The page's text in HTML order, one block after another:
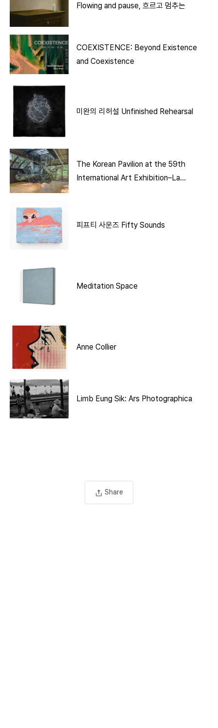
Flowing and pause, 흐르고 멈추는
COEXISTENCE: Beyond Existence
and Coexistence
미완의 리허설 Unfinished Rehearsal
The Korean Pavilion at the 59th
International Art Exhibition–La
피프티 사운즈 Fifty Sounds
Meditation Space
Anne Collier
Limb Eung Sik: Ars Photographica
Share